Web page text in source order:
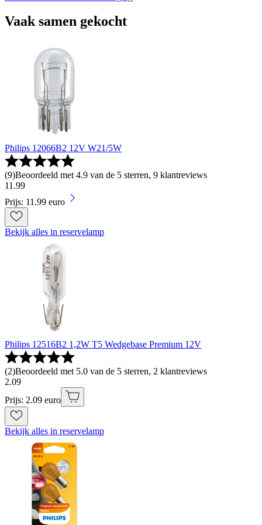
Vaak samen gekocht
Philips 12066B2 12V W21/5W
(9)Beoordeeld met 4.9 van de 5 sterren, 9 klantreviews
11 .99
Prijs: 11.99 euro
Bekijk alles in reservelamp
Philips 12516B2 1,2W T5 Wedgebase Premium 12V
(2)Beoordeeld met 5.0 van de 5 sterren, 2 klantreviews
2.09
Prijs: 2.09 euro
Bekijk alles in reservelamp